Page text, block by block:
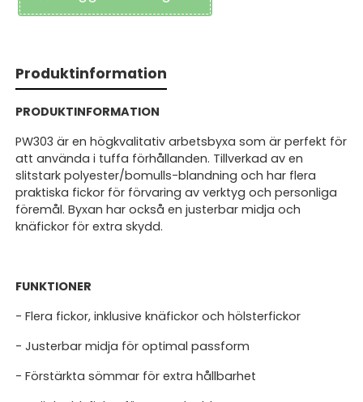
Produktinformation
PRODUKTINFORMATION
PW303 är en högkvalitativ arbetsbyxa som är perfekt för
att använda i tuffa förhållanden. Tillverkad av en
slitstark polyester/bomulls-blandning och har flera
praktiska fickor för förvaring av verktyg och personliga
föremål. Byxan har också en justerbar midja och
knäfickor för extra skydd.
FUNKTIONER
- Flera fickor, inklusive knäfickor och hölsterfickor
- Justerbar midja för optimal passform
- Förstärkta sömmar för extra hållbarhet